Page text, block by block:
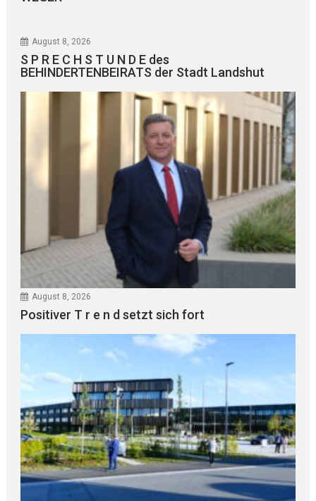
August 8, 2026
S P R E C H S T U N D E des
BEHINDERTENBEIRATS der Stadt Landshut
August 8, 2026
Positiver T r e n d setzt sich fort